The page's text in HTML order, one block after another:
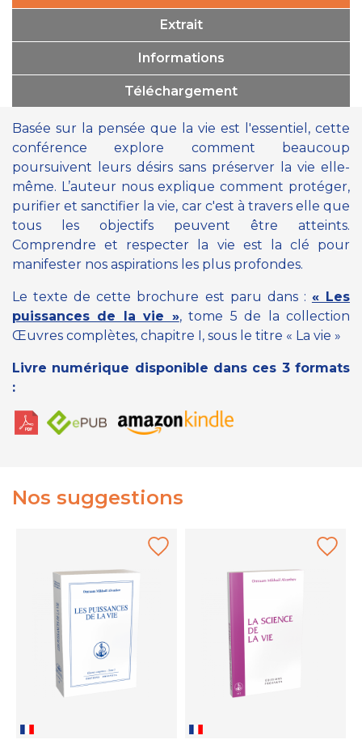
Extrait
Informations
Téléchargement
Basée sur la pensée que la vie est l'essentiel, cette
conférence explore comment beaucoup
poursuivent leurs désirs sans préserver la vie elle-
même. L’auteur nous explique comment protéger,
purifier et sanctifier la vie, car c'est à travers elle que
tous les objectifs peuvent être atteints.
Comprendre et respecter la vie est la clé pour
manifester nos aspirations les plus profondes.
Le texte de cette brochure est paru dans : « Les
puissances de la vie », tome 5 de la collection
Œuvres complètes, chapitre I, sous le titre « La vie »
Livre numérique disponible dans ces 3 formats
:
Nos suggestions